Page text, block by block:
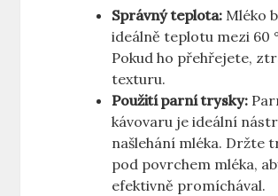
Správný teplota: Mléko
ideálně teplotu mezi 60
Pokud⁢ ho přehřejete,
texturu.
Použití parní trysky:
kávovaru je ideální
našlehání mléka. Držte
pod povrchem mléka,
efektivně promíchával.